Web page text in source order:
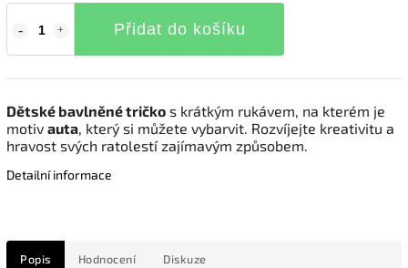
Přidat do košíku
Dětské bavlněné tričko s krátkým rukávem, na kterém je
motiv auta, který si můžete vybarvit. Rozvíjejte kreativitu a
hravost svých ratolestí zajímavým způsobem.
Detailní informace
Popis Hodnocení Diskuze